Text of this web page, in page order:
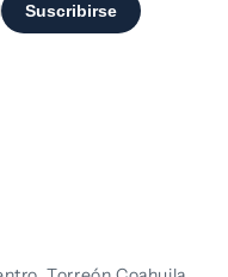
Suscribirse